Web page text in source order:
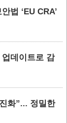
법 ‘EU CRA’
데이트로 감
화”... 정밀한